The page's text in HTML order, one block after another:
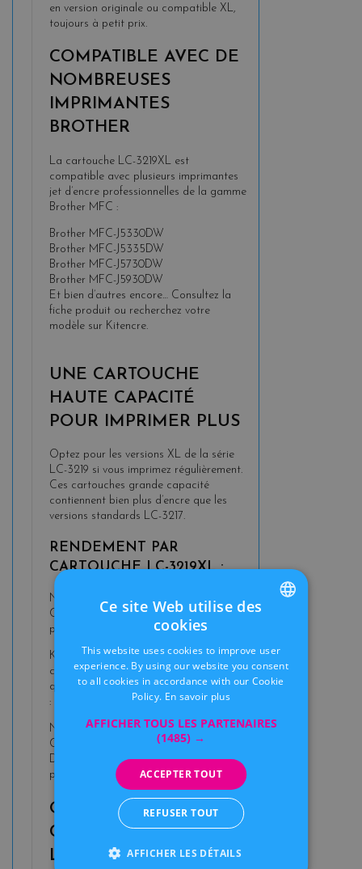
en version originale ou compatible XL,
toujours à petit prix.
COMPATIBLE AVEC DE
NOMBREUSES
IMPRIMANTES
BROTHER
La cartouche LC-3219XL est
compatible avec plusieurs imprimantes
jet d’encre professionnelles de la gamme
Brother MFC :
Brother MFC-J5330DW
Brother MFC-J5335DW
Brother MFC-J5730DW
Brother MFC-J5930DW
Et bien d’autres encore… Consultez la
fiche produit ou recherchez votre
modèle sur Kitencre.
UNE CARTOUCHE
HAUTE CAPACITÉ
POUR IMPRIMER PLUS
Optez pour les versions XL de la série
LC-3219 si vous imprimez régulièrement.
Ces cartouches grande capacité
contiennent bien plus d’encre que les
versions standards LC-3217.
RENDEMENT PAR
CARTOUCHE LC-3219XL :
Noir : jusqu’à 3 000 pages
Cyan, Magenta, Jaune : jusqu’à 1 500
pages par couleur
Kitencre vous propose aussi des
cartouches compatibles de haute
qualité, encore plus généreuses en encre
:
Noir jusqu’à 74 ml
Couleurs jusqu’à 20 ml
De quoi réduire nettement votre coût
par page !
ORIGINALE OU
COMPATIBLE ? FAITES
LE BON CHOIX AVEC
Ce site Web utilise des
cookies
This website uses cookies to improve user
experience. By using our website you consent
to all cookies in accordance with our Cookie
Policy. En savoir plus
AFFICHER TOUS LES PARTENAIRES
(1485) →
ACCEPTER TOUT
REFUSER TOUT
AFFICHER LES DÉTAILS